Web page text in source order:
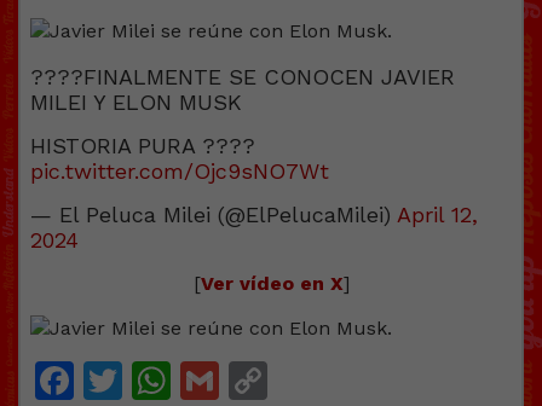
????FINALMENTE SE CONOCEN JAVIER
MILEI Y ELON MUSK
HISTORIA PURA ????
pic.twitter.com/Ojc9sNO7Wt
— El Peluca Milei (@ElPelucaMilei) April 12,
2024
[Ver vídeo en X]
Facebook
Twitter
WhatsApp
Gmail